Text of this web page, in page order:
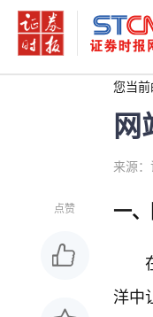
您当前
网
来源
点赞 一
洋中